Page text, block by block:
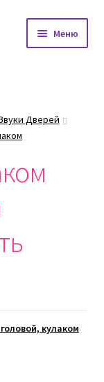
Меню
Дверей
кулаком